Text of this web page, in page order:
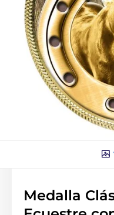
Medalla